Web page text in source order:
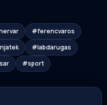
#ferencvaros
#labdarugas
#sport